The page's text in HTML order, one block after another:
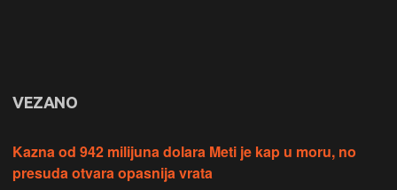
VEZANO
Kazna od 942 milijuna dolara Meti je kap u moru, no
presuda otvara opasnija vrata